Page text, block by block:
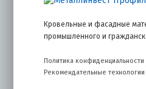
Кровельные и фасадные
промышленного и
Политика конфиденциальности
Рекомендательные технологии